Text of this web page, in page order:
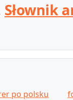
Słownik
po polsku